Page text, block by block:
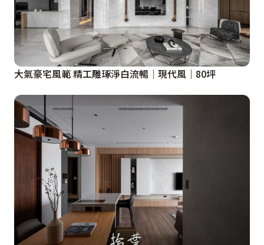
大氣豪宅風範 精工雕琢淨白流暢│現代風│80坪